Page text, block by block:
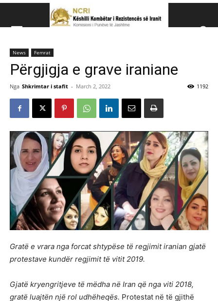
Këshillit Kombëtar të Rezistencës së Iranit (NCRI)
News Femrat
Përgjigja e grave iraniane
Nga Shkrimtar i stafit - March 2, 2022 1192
Gratë e vrara nga forcat shtypëse të regjimit iranian gjatë
protestave kundër regjimit të vitit 2019.
Gjatë kryengritjeve të mëdha në Iran që nga viti 2018,
gratë luajtën një rol udhëheqës. Protestat në të gjithë